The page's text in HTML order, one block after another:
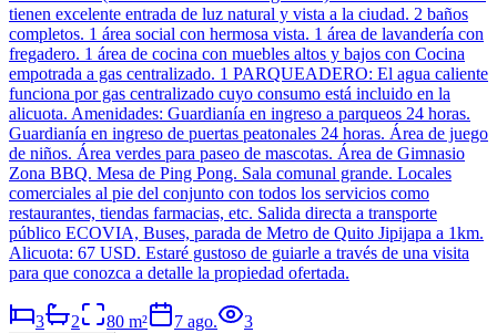
tienen excelente entrada de luz natural y vista a la ciudad. 2 baños
completos. 1 área social con hermosa vista. 1 área de lavandería con
fregadero. 1 área de cocina con muebles altos y bajos con Cocina
empotrada a gas centralizado. 1 PARQUEADERO: El agua caliente
funciona por gas centralizado cuyo consumo está incluido en la
alicuota. Amenidades: Guardianía en ingreso a parqueos 24 horas.
Guardianía en ingreso de puertas peatonales 24 horas. Área de juego
de niños. Área verdes para paseo de mascotas. Área de Gimnasio
Zona BBQ. Mesa de Ping Pong. Sala comunal grande. Locales
comerciales al pie del conjunto con todos los servicios como
restaurantes, tiendas farmacias, etc. Salida directa a transporte
público ECOVIA, Buses, parada de Metro de Quito Jipijapa a 1km.
Alicuota: 67 USD. Estaré gustoso de guiarle a través de una visita
para que conozca a detalle la propiedad ofertada.
3 2 80 m² 7 ago. 3